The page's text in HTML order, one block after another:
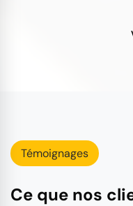
Témoignages
Ce que nos